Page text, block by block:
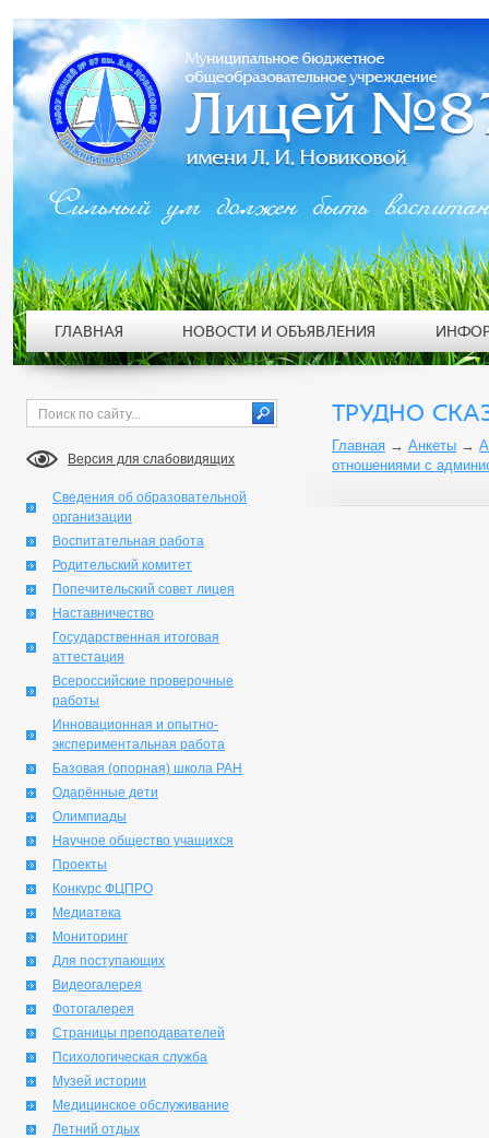
Версия для слабовидящих
Сведения об образовательной
организации
Воспитательная работа
Родительский комитет
Попечительский совет лицея
Наставничество
Государственная итоговая
аттестация
Всероссийские проверочные
работы
Инновационная и опытно-
экспериментальная работа
Базовая (опорная) школа РАН
Одарённые дети
Олимпиады
Научное общество учащихся
Проекты
Конкурс ФЦПРО
Медиатека
Мониторинг
Для поступающих
Видеогалерея
Фотогалерея
Страницы преподавателей
Психологическая служба
Музей истории
Медицинское обслуживание
Летний отдых
ТРУДНО
Главная → Анкеты →
отношениями с
Сильный ум должен быть
ГЛАВНАЯ НОВОСТИ И ОБЪЯВЛЕНИЯ